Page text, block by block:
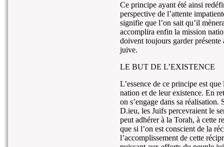
Ce principe ayant été ainsi
perspective de l’attente
signifie que l’on sait qu’il
accomplira enfin la mission
doivent toujours garder
juive.
LE BUT DE L’EXISTENCE
L’essence de ce principe est
nation et de leur existence. En
on s’engage dans sa
D.ieu, les Juifs percevraient le
peut adhérer à la Torah, à cette
que si l’on est conscient de la
l’accomplissement de cette